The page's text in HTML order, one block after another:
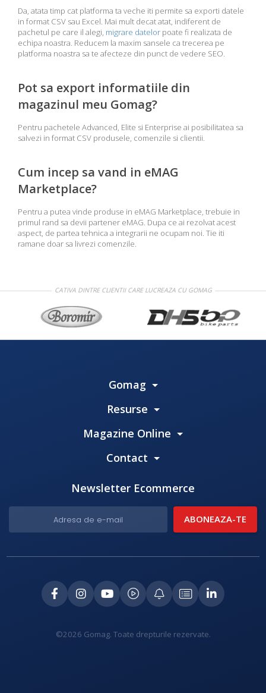
Da, atata timp cat platforma ta veche iti permite sa exporti datele
in format CSV sau Excel. Mai mult decat atat, indiferent de
pachetul pe care il alegi, migrare datelor poate fi realizata de
echipa noastra. Reducem la maxim sansele ca trecerea pe
platforma noastra sa te afecteze din punct de vedere SEO.
Pot sa export informatiile din
magazinul meu Gomag?
Pentru pachetele Advanced, Elite si Enterprise ai posibilitatea sa
salvezi in format CSV produsele, comenzile si clientii.
Cum incep sa vand in eMAG
Marketplace?
Pentru a putea vinde produse in eMAG Marketplace, trebuie in
primul rand sa devii partener eMAG. Dupa ce ai rezolvat acest
aspect, de partea tehnica a integrarii ne ocupam noi. Tie iti
ramane doar sa livrezi comenzile.
CATIVA DINTRE CLIENTII CARE LUCREAZA CU GOMAG
Gomag
Resurse
Magazine Online
Contact
Newsletter Ecommerce
©2026 Gomag. Toate drepturile rezervate.